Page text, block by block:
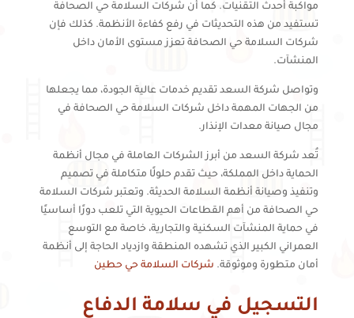
مواكبة أحدث التقنيات. كما أن شركات السلامة حي الصحافة
تستفيد من هذه التحديثات في رفع كفاءة الأنظمة. كذلك فإن
شركات السلامة حي الصحافة تعزز مستوى الأمان داخل
المنشآت.
وتواصل شركة السعد تقديم خدمات عالية الجودة، مما يجعلها
من الجهات المهمة داخل شركات السلامة حي الصحافة في
مجال صيانة معدات الإنذار.
تُعد شركة السعد من أبرز الشركات العاملة في مجال أنظمة
الحماية داخل المملكة، حيث تقدم حلولًا متكاملة في تصميم
وتنفيذ وصيانة أنظمة السلامة الحديثة. وتعتبر شركات السلامة
حي الصحافة من أهم القطاعات الحيوية التي تلعب دورًا أساسيًا
في حماية المنشآت السكنية والتجارية، خاصة مع التوسع
العمراني الكبير الذي تشهده المنطقة وازدياد الحاجة إلى أنظمة
أمان متطورة وموثوقة. شركات السلامة حي حطين
التسجيل في سلامة الدفاع